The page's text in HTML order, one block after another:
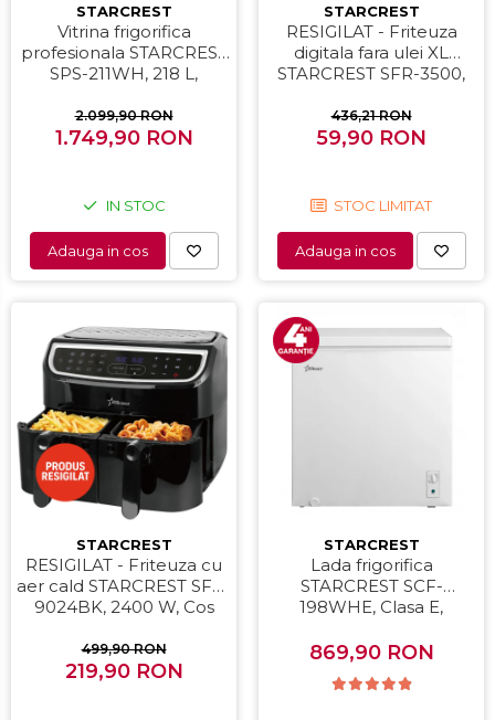
STARCREST
Vitrina frigorifica
profesionala STARCREST
SPS-211WH, 218 L,
Iluminare LED, H 141 cm,
Negru
2.099,90 RON
1.749,90 RON
IN STOC
Adauga in cos
STARCREST
RESIGILAT - Friteuza
digitala fara ulei XL
STARCREST SFR-3500,
Termostat 80 - 200 °C, 8
programe predefinite,
436,21 RON
59,90 RON
STOC LIMITAT
Adauga in cos
STARCREST
RESIGILAT - Friteuza cu
aer cald STARCREST SFR-
9024BK, 2400 W, Cos
80 - 200 °C, 12 programe,
Negru
499,90 RON
219,90 RON
STARCREST
Lada frigorifica
STARCREST SCF-
198WHE, Clasa E,
convertibil - functie
frigider, Termostat
reglabil, Alb
869,90 RON